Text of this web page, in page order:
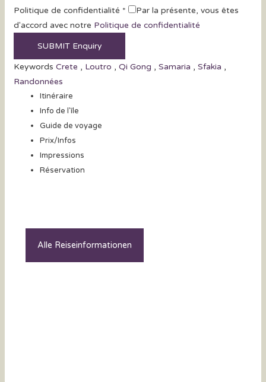
Politique de confidentialité *
Par la présente, vous êtes
d'accord avec notre Politique de confidentialité
Keywords Crete , Loutro ,Qi Gong ,Samaria ,Sfakia ,
Randonnées
Itinéraire
Info de l'île
Guide de voyage
Prix/Infos
Impressions
Réservation
Alle Reiseinformationen